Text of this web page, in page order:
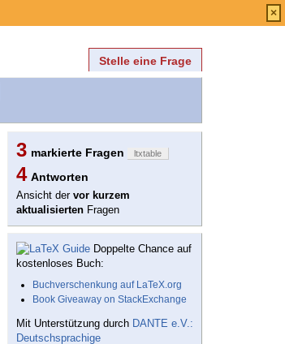
Stelle eine Frage
3 markierte Fragen ltxtable
4 Antworten
Ansicht der vor kurzem
aktualisierten Fragen
Doppelte Chance auf
kostenloses Buch:
Buchverschenkung auf LaTeX.org
Book Giveaway on StackExchange
Mit Unterstützung durch DANTE e.V.:
Deutschsprachige
×